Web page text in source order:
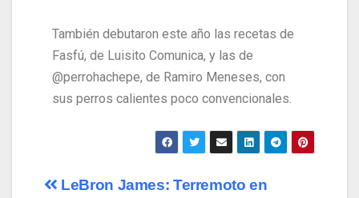
También debutaron este año las recetas de
Fasfú, de Luisito Comunica, y las de
@perrohachepe, de Ramiro Meneses, con
sus perros calientes poco convencionales.
Terremoto en
LeBron James: